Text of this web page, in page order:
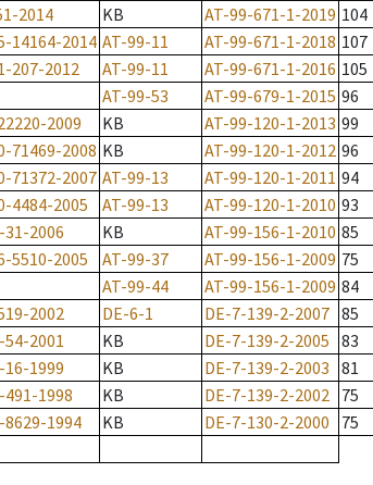
2014 KB AT-99-671-1-2019 104
14164-2014 AT-99-11 AT-99-671-1-2018 107
207-2012 AT-99-11 AT-99-671-1-2016 105
AT-99-53 AT-99-679-1-2015 96
2009 KB AT-99-120-1-2013 99
71469-2008 KB AT-99-120-1-2012 96
71372-2007 AT-99-13 AT-99-120-1-2011 94
4484-2005 AT-99-13 AT-99-120-1-2010 93
31-2006 KB AT-99-156-1-2010 85
5510-2005 AT-99-37 AT-99-156-1-2009 75
AT-99-44 AT-99-156-1-2009 84
2002 DE-6-1 DE-7-139-2-2007 85
54-2001 KB DE-7-139-2-2005 83
16-1999 KB DE-7-139-2-2003 81
1998 KB DE-7-139-2-2002 75
8629-1994 KB DE-7-130-2-2000 75